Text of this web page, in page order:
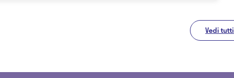
Vedi tutti